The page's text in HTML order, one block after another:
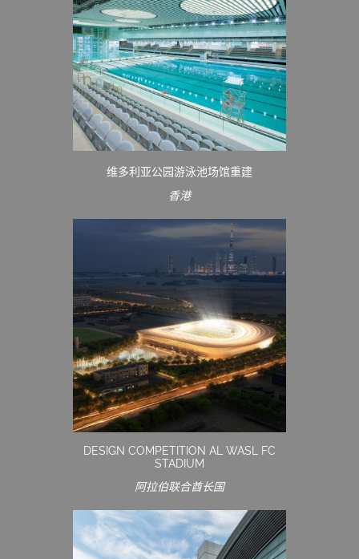
维多利亚公园游泳池场馆重建
香港
DESIGN COMPETITION AL WASL FC
STADIUM
阿拉伯联合酋长国